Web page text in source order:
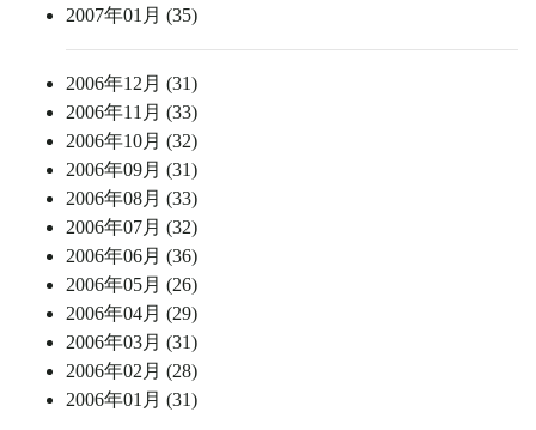
2007年01月 (35)
2006年12月 (31)
2006年11月 (33)
2006年10月 (32)
2006年09月 (31)
2006年08月 (33)
2006年07月 (32)
2006年06月 (36)
2006年05月 (26)
2006年04月 (29)
2006年03月 (31)
2006年02月 (28)
2006年01月 (31)